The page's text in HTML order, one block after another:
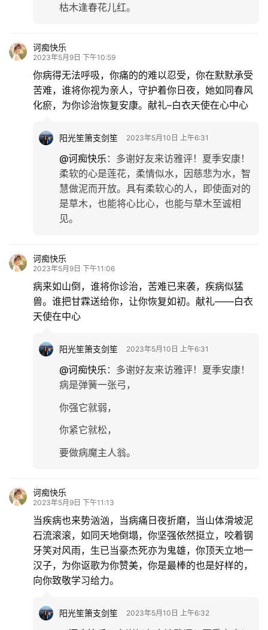
枯木逢春花儿红。
诃痴快乐
2023年5月9日 下午10:59
你病得无法呼吸，你痛的的难以忍受，你在默默承受
苦难，谁将你视为亲人，守护着你日夜，她如同春风
化瘀，为你诊治恢复安康。献礼–白衣天使在心中心 ​​
阳光笙箫支剑笙 2023年5月10日 上午6:31
@诃痴快乐 ： 多谢好友来访雅评！夏季安康！
柔软的心是莲花，柔情似水，因慈悲为水，智
慧做泥而开放。具有柔软心的人，即使面对的
是草木，也能将心比心，也能与草木至诚相
见。
诃痴快乐
2023年5月9日 下午11:06
病来如山倒，谁将你诊治，苦难已来袭，疾病似猛
兽。谁把甘霖送给你，让你恢复如初。献礼——白衣
天使在中心
阳光笙箫支剑笙 2023年5月10日 上午6:31
@诃痴快乐 ： 多谢好友来访雅评！夏季安康！
病是弹簧一张弓，
你强它就弱，
你紧它就松，
要做病魔主人翁。
诃痴快乐
2023年5月9日 下午11:13
当疾病也来势汹汹，当病痛日夜折磨，当山体滑坡泥
石流滚滚，如同天地倒塌，你坚强依然挺立，咬着钢
牙笑对风雨，生已当豪杰死亦为鬼雄，你顶天立地一
汉子，为你讴歌为你赞美，你是最棒的也是好样的，
向你致敬学习给力。
阳光笙箫支剑笙 2023年5月10日 上午6:32